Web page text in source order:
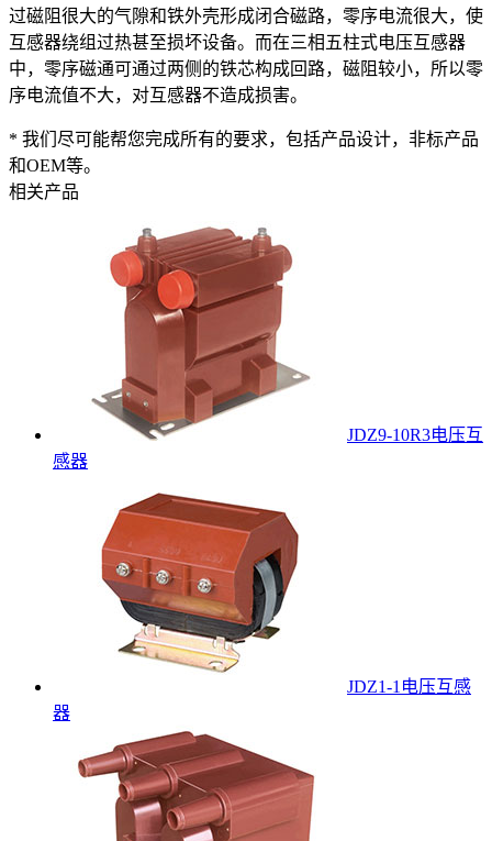
过磁阻很大的气隙和铁外壳形成闭合磁路，零序电流很大，使
互感器绕组过热甚至损坏设备。而在三相五柱式电压互感器
中，零序磁通可通过两侧的铁芯构成回路，磁阻较小，所以零
序电流值不大，对互感器不造成损害。
* 我们尽可能帮您完成所有的要求，包括产品设计，非标产品
和OEM等。
相关产品
JDZ9-10R3电压互
感器
JDZ1-1电压互感
器